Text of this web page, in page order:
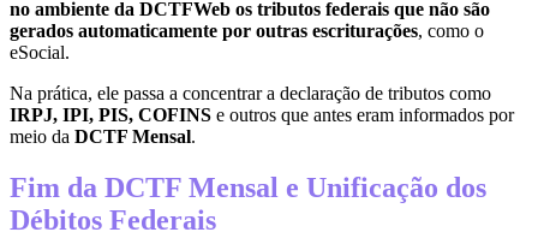
no ambiente da DCTFWeb os tributos federais que não são
gerados automaticamente por outras escriturações, como o
eSocial.
Na prática, ele passa a concentrar a declaração de tributos como
IRPJ, IPI, PIS, COFINS e outros que antes eram informados por
meio da DCTF Mensal.
Fim da DCTF Mensal e Unificação dos
Débitos Federais